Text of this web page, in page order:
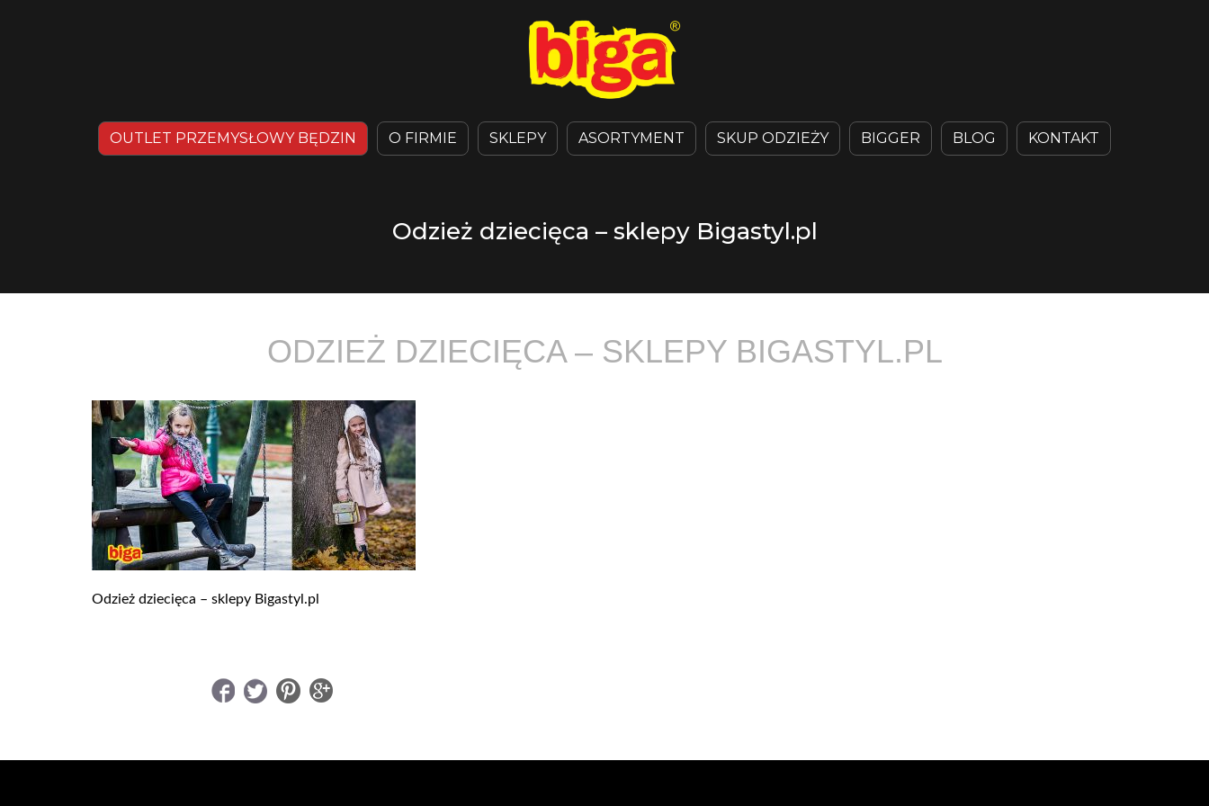
OUTLET PRZEMYSŁOWY BĘDZIN O FIRMIE SKLEPY ASORTYMENT SKUP ODZIEŻY BIGGER BLOG KONTAKT
Odzież dziecięca – sklepy Bigastyl.pl
ODZIEŻ DZIECIĘCA – SKLEPY BIGASTYL.PL
Odzież dziecięca – sklepy Bigastyl.pl